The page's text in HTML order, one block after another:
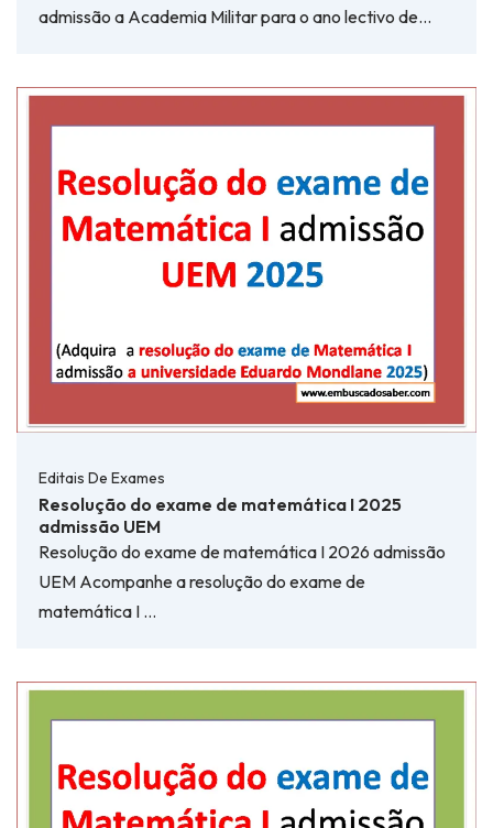
admissão a Academia Militar para o ano lectivo de…
Editais De Exames
Resolução do exame de matemática I 2025
admissão UEM
Resolução do exame de matemática I 2026 admissão
UEM Acompanhe a resolução do exame de
matemática I …